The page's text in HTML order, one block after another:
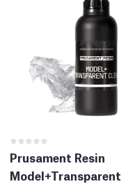
Prusament Resin
Model+Transparent